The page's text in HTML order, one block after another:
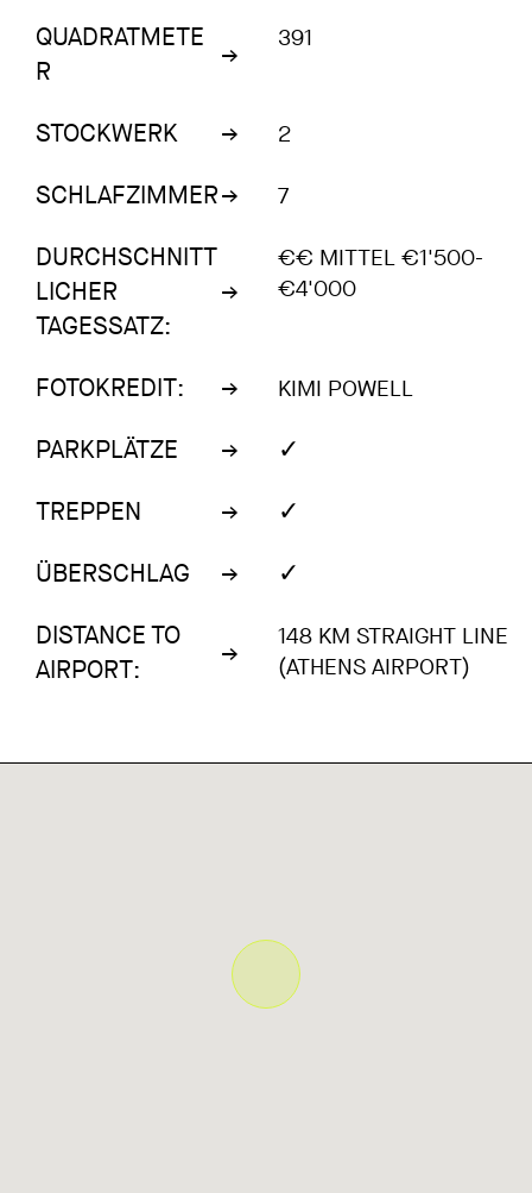
QUADRATMETE
R
391
STOCKWERK 2
SCHLAFZIMMER 7
DURCHSCHNITT
LICHER
TAGESSATZ:
€€ MITTEL €1'500-
€4'000
FOTOKREDIT: KIMI POWELL
PARKPLÄTZE ✓
TREPPEN ✓
ÜBERSCHLAG ✓
DISTANCE TO
AIRPORT:
148 KM STRAIGHT LINE
(ATHENS AIRPORT)